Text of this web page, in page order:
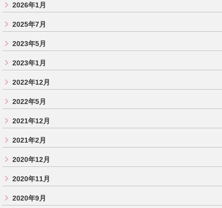
2026年1月
2025年7月
2023年5月
2023年1月
2022年12月
2022年5月
2021年12月
2021年2月
2020年12月
2020年11月
2020年9月